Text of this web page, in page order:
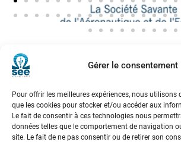
Gérer le consentement
Pour offrir les meilleures expériences, nous utilisons
que les cookies pour stocker et/ou accéder aux
Le fait de consentir à ces technologies nous
données telles que le comportement de navigation
site. Le fait de ne pas consentir ou de retirer son
Voir tous les partenaires